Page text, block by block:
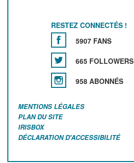
RESTEZ CONNECTÉS !
5907 FANS
665 FOLLOWERS
958 ABONNÉS
MENTIONS LÉGALES
PLAN DU SITE
IRISBOX
DÉCLARATION D'ACCESSIBILITÉ